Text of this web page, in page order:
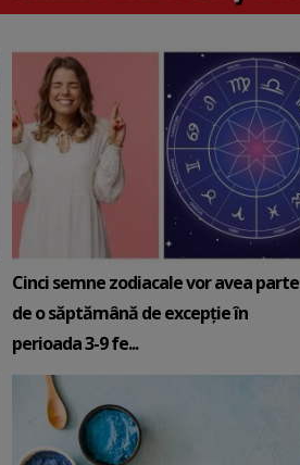
Cinci semne zodiacale vor avea parte
de o săptămână de excepție în
perioada 3-9 fe...